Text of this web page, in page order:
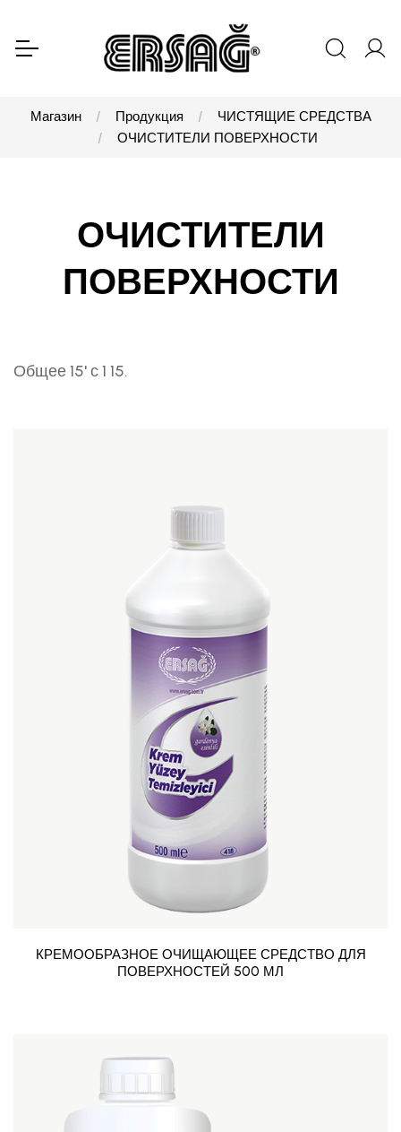
Магазин Продукция
ЧИСТЯЩИЕ СРЕДСТВА
ОЧИСТИТЕЛИ ПОВЕРХНОСТИ
ОЧИСТИТЕЛИ
ПОВЕРХНОСТИ
Общее 15' с 1 15.
КРЕМООБРАЗНОЕ ОЧИЩАЮЩЕЕ СРЕДСТВО ДЛЯ
ПОВЕРХНОСТЕЙ 500 МЛ